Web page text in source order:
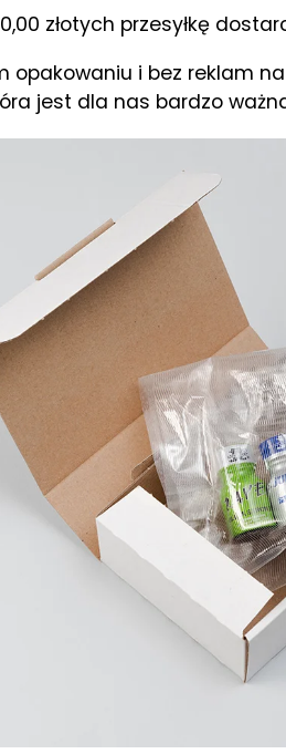
złotych przesyłkę
opakowaniu i bez reklam
jest dla nas bardzo